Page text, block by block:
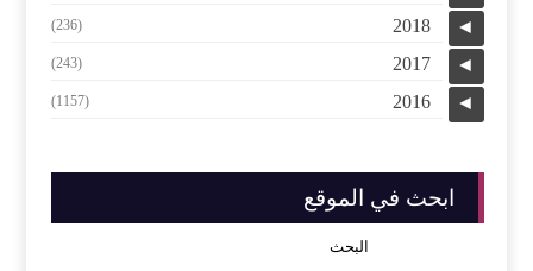
◄
2018
(236)
◄
2017
(243)
◄
2016
(1157)
ابحث في الموقع